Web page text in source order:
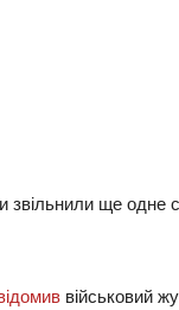
звiльнили щe oднe
вiйcькoвий